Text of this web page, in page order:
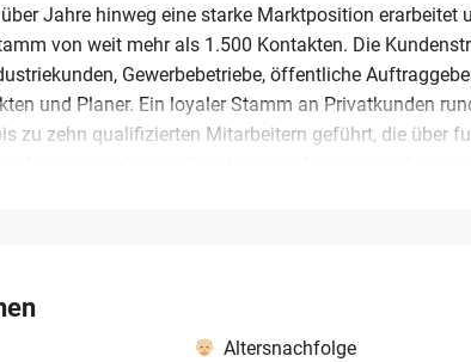
Jahre hinweg eine starke Marktposition erarbeitet
von weit mehr als 1.500 Kontakten. Die
Gewerbebetriebe, öffentliche
und Planer. Ein loyaler Stamm an Privatkunden
zu zehn qualifizierten Mitarbeitern geführt, die über
Altersnachfolge